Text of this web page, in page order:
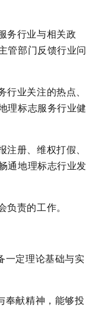
务行业与相关政
管部门反馈行业问
业关注的热点、
理标志服务行业健
册、维权打假、
通地理标志行业发
责的工作。
一定理论基础与实
奉献精神，能够投